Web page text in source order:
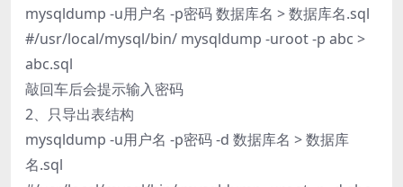
mysqldump -u用户名 -p密码 数据库名 > 数据库名.sql
#/usr/local/mysql/bin/ mysqldump -uroot -p abc >
abc.sql
敲回车后会提示输入密码
2、只导出表结构
mysqldump -u用户名 -p密码 -d 数据库名 > 数据库
名.sql